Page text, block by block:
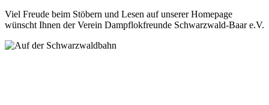
Viel Freude beim Stöbern und Lesen auf unserer Homepage
wünscht Ihnen der Verein Dampflokfreunde Schwarzwald-Baar e.V.